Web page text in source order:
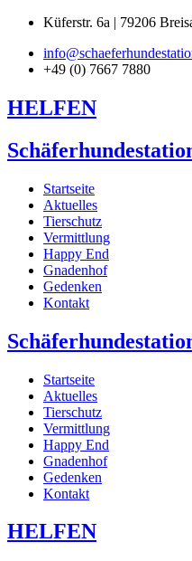
Küferstr. 6a | 79206
+49 (0) 7667 7880
HELFEN
Startseite
Aktuelles
Tierschutz
Vermittlung
Happy End
Gnadenhof
Gedenken
Kontakt
Startseite
Aktuelles
Tierschutz
Vermittlung
Happy End
Gnadenhof
Gedenken
Kontakt
HELFEN